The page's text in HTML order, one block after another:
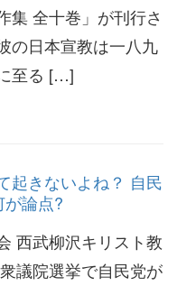
集 全十巻」が刊行さ
の日本宣教は一八九
至る […]
起きないよね？ 自民
が論点?
西武柳沢キリスト教
議院選挙で自民党が